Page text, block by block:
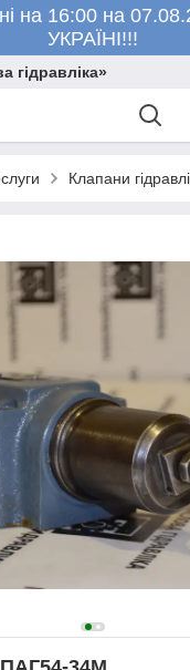
на 16:00 на
УКРАЇНІ!!!
гідравліка»
Клапани